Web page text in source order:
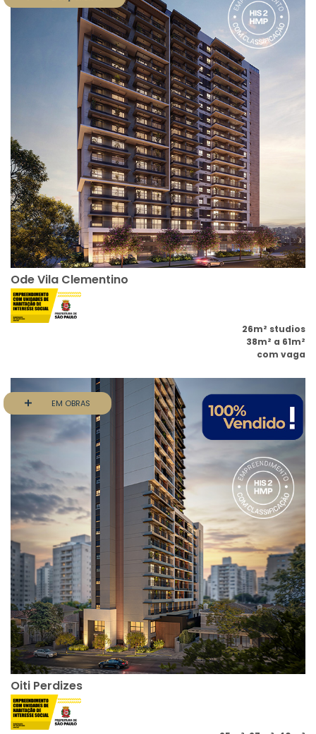
Ode Vila Clementino
26m² studios
38m² a 61m²
com vaga
EM OBRAS
Oiti Perdizes